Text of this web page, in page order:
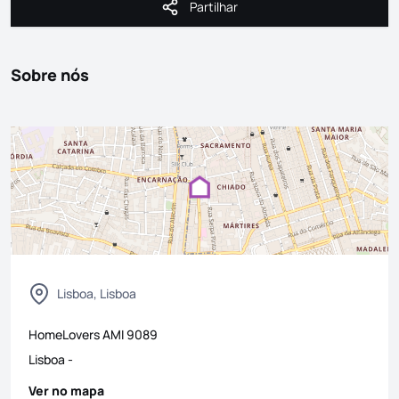
Partilhar
Partilhar
Sobre nós
Lisboa, Lisboa
HomeLoversAMI9089
Lisboa -
Ver no mapa